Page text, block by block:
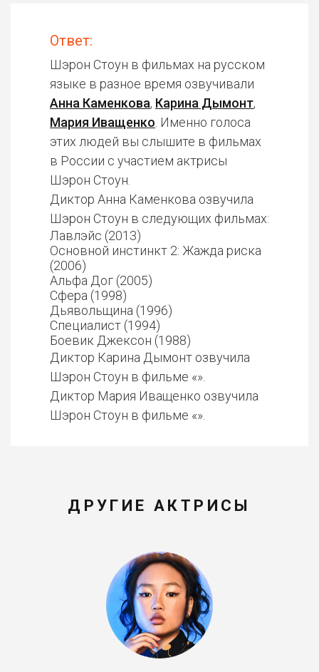
Ответ:
Шэрон Стоун в фильмах на русском
языке в разное время озвучивали
Анна Каменкова, Карина Дымонт,
Мария Иващенко . Именно голоса
этих людей вы слышите в фильмах
в России с участием актрисы
Шэрон Стоун.
Диктор Анна Каменкова озвучила
Шэрон Стоун в следующих фильмах:
Лавлэйс (2013)
Основной инстинкт 2: Жажда риска
(2006)
Альфа Дог (2005)
Сфера (1998)
Дьявольщина (1996)
Специалист (1994)
Боевик Джексон (1988)
Диктор Карина Дымонт озвучила
Шэрон Стоун в фильме «».
Диктор Мария Иващенко озвучила
Шэрон Стоун в фильме «».
ДРУГИЕ АКТРИСЫ